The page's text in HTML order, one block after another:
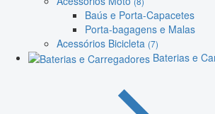
Baús e Porta-Capacetes
Porta-bagagens e Malas
Acessórios Bicicleta (7)
Baterias e